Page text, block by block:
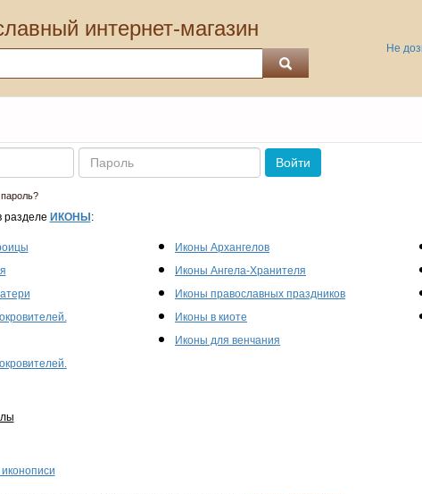
интернет-магазин
Не
Пароль
Войти
разделе ИКОНЫ :
Иконы Архангелов
Иконы Ангела-Хранителя
Иконы православных праздников
Иконы в киоте
Иконы для венчания